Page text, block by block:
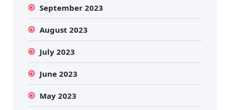
September 2023
August 2023
July 2023
June 2023
May 2023